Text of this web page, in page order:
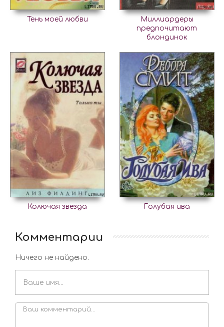
Тень моей любви
Миллиардеры
предпочитают
блондинок
Колючая звезда Голубая ива
Комментарии
Ничего не найдено.